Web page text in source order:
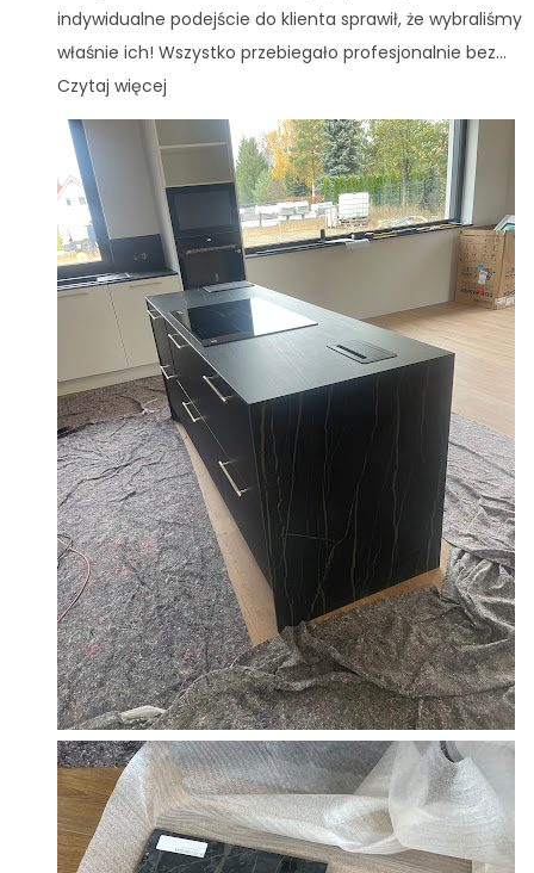
indywidualne podejście do klienta sprawił, że wybraliśmy
właśnie ich! Wszystko przebiegało profesjonalnie bez...
Czytaj więcej